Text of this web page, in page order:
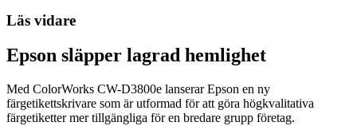
Läs vidare
Epson släpper lagrad hemlighet
Med ColorWorks CW-D3800e lanserar Epson en ny
färgetikettskrivare som är utformad för att göra högkvalitativa
färgetiketter mer tillgängliga för en bredare grupp företag.